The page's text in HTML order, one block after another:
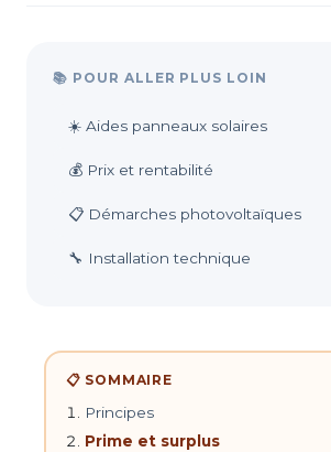
📚 POUR ALLER PLUS LOIN
☀️ Aides panneaux solaires
💰 Prix et rentabilité
📋 Démarches photovoltaïques
🔧 Installation technique
📋 SOMMAIRE
Principes
Prime et surplus